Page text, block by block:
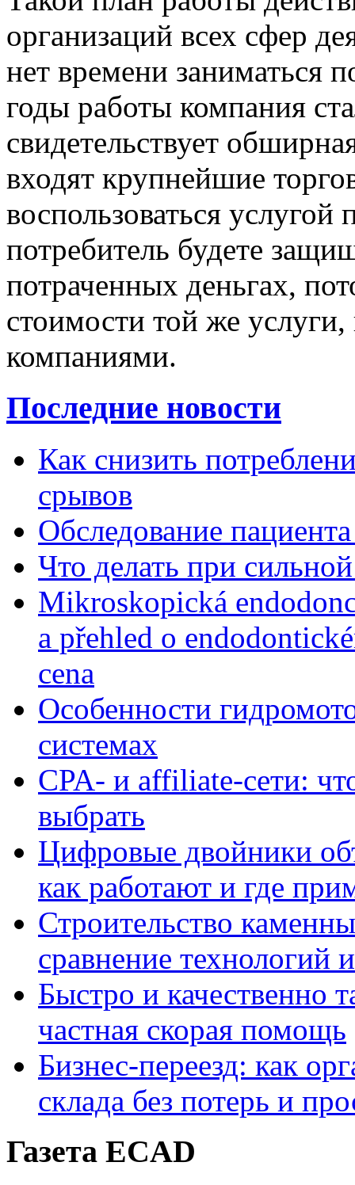
организаций всех сфер
нет времени заниматься
годы работы компания
свидетельствует
входят крупнейшие
воспользоваться услугой
потребитель будете
потраченных деньгах,
стоимости той же
компаниями.
Последние новости
Как снизить
срывов
Обследование
Что делать при
Mikroskopická
a přehled o
cena
Особенности
системах
CPA- и affiliate-сети:
выбрать
Цифровые двойники
как работают и где
Строительство
сравнение технологий
Быстро и качественно
частная скорая помощь
Бизнес-переезд: как
склада без потерь и
Газета ECAD